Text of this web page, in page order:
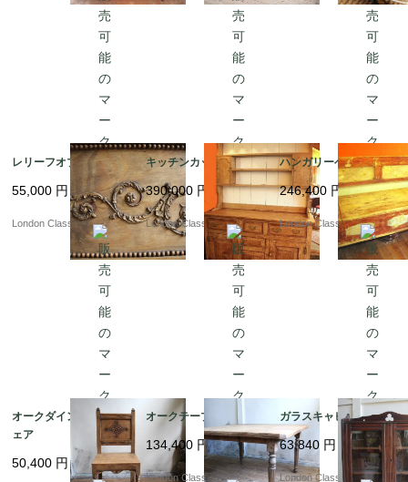
レリーフオブジェ
55,000 円
London Classics
キッチンカップボード
390,000 円
London Classics
ハンガリーベンチ
246,400 円
London Classics
オークダインイングチ
ェア
50,400 円
オークテーブル
134,400 円
London Classics
ガラスキャビネット
63,840 円
London Classics